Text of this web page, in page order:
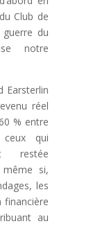
Club de
guerre du
notre
Earsterlin
réel
% entre
qui
restée
si,
les
au